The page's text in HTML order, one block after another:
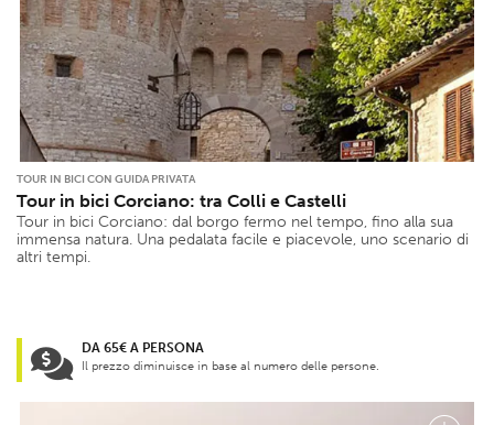
TOUR IN BICI CON GUIDA PRIVATA
Tour in bici Corciano: tra Colli e Castelli
Tour in bici Corciano: dal borgo fermo nel tempo, fino alla sua
immensa natura. Una pedalata facile e piacevole, uno scenario di
altri tempi.
DA 65€ A PERSONA
Il prezzo diminuisce in base al numero delle persone.